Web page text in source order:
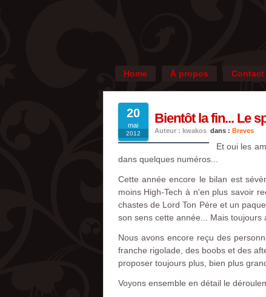
Home À propos Contact
20
mai
2012
Bientôt la fin... Le
Auteur : kwakosdans : Breves
Et oui les
dans quelques numéros...
Cette année encore le bilan est
moins High-Tech à n'en plus savoir
chastes de Lord Ton Père et un
son sens cette année... Mais
Nous avons encore reçu des
franche rigolade, des boobs et des
proposer toujours plus, bien plus
Voyons ensemble en détail le